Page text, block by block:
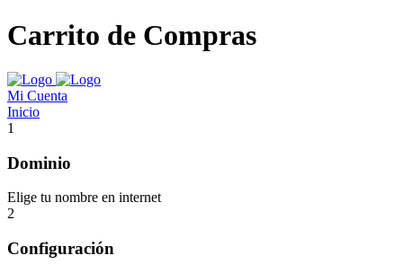
Carrito de Compras
Mi Cuenta
Inicio
1
Dominio
Elige tu nombre en internet
2
Configuración